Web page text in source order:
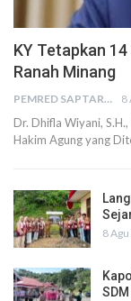
KY Tetapkan
Ranah Minang
PEMRED SAPTARIUS 8
Dr. Dhifla Wiyani,
Hakim Agung yang
8